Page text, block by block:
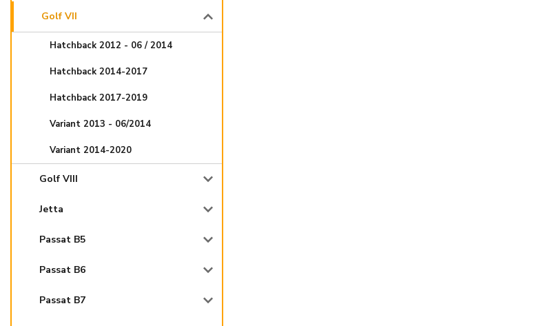
Golf VII
Hatchback 2012 - 06 / 2014
Hatchback 2014-2017
Hatchback 2017-2019
Variant 2013 - 06/2014
Variant 2014-2020
Golf VIII
Jetta
Passat B5
Passat B6
Passat B7